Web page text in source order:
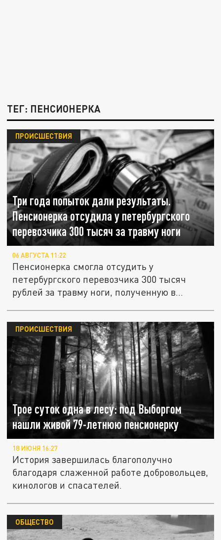
ТЕГ: ПЕНСИОНЕРКА
Три года попыток дали результаты.
Пенсионерка отсудила у петербургского
перевозчика 300 тысяч за травму ноги
ПРОИСШЕСТВИЯ
06 АВГУСТА 11:22
Пенсионерка смогла отсудить у
петербургского перевозчика 300 тысяч
рублей за травму ноги, полученную в...
Трое суток одна в лесу: под Выборгом
нашли живой 79-летнюю пенсионерку
ПРОИСШЕСТВИЯ
18 ИЮНЯ 16:27
История завершилась благополучно
благодаря слаженной работе добровольцев,
кинологов и спасателей.
ОБЩЕСТВО